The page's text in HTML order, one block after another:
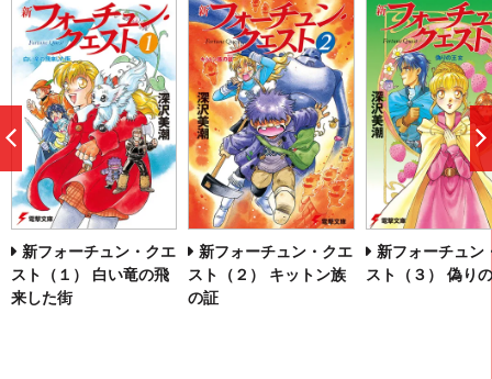
新フォーチュン・クエ
スト（１） 白い竜の飛
来した街
新フォーチュン・クエ
スト（２） キットン族
の証
新フォーチュン
スト（３） 偽り
へ